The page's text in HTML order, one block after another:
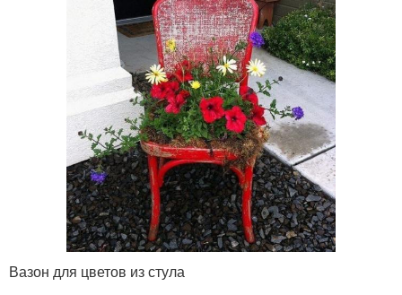
Вазон для цветов из стула